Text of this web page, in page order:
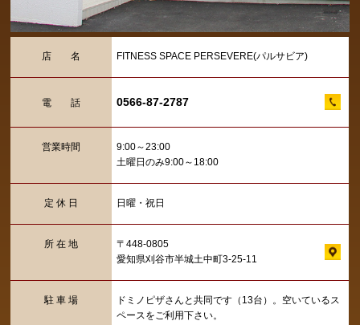
店 名 FITNESS SPACE PERSEVERE(パルサビア)
電 話 0566-87-2787
営業時間
9:00～23:00
土曜日のみ9:00～18:00
定 休 日 日曜・祝日
所 在 地
〒448-0805
愛知県刈谷市半城土中町3-25-11
駐 車 場
ドミノピザさんと共同です（13台）。空いているス
ペースをご利用下さい。